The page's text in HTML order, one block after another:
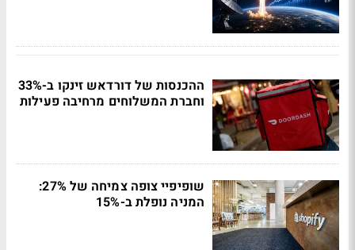
ההכנסות של דורדאש זינקו ב-33%
וחברת המשלוחים מרחיבה פעילות
שופיפיי צופה צמיחה של 27%:
המניה נופלת ב-15%